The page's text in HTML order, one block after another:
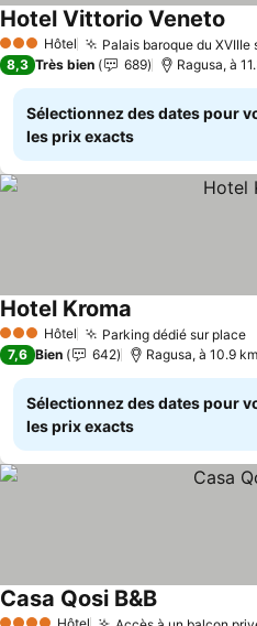
3 ÉtoilesHôtel Palais baroque du XVIIIe
Hotel Vittorio Veneto
8,3 Très bien 689 Ragusa, à
Sélectionnez des dates pour
les prix exacts
3 ÉtoilesHôtel Parking dédié sur place
Hotel Kroma
7,6 Bien 642 Ragusa, à 10.9
Sélectionnez des dates pour
les prix exacts
Hôtel
Casa Qosi B&BConsulter